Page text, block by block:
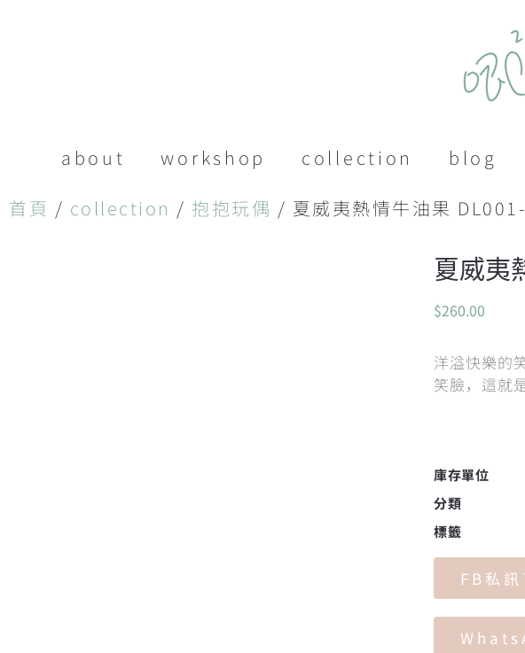
about workshop collection blog
首頁 / collection / 抱抱玩偶 / 夏威夷熱情牛油果
夏威夷
$260.00
洋溢快樂的
笑臉，這就
庫存單位
分類
標籤
FB私